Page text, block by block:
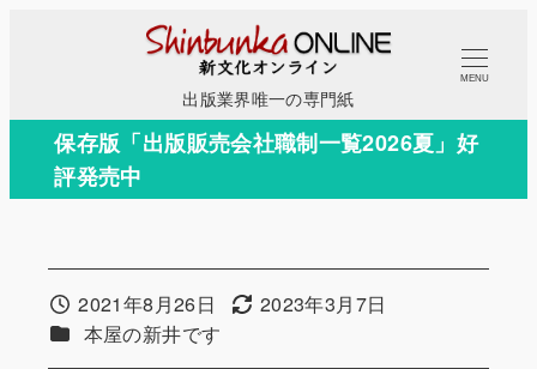
コ
テ
出版業界唯一の専門紙
MENU
保存版「出版販売会社職制一覧2026夏」好
評発売中
投稿日2021年8月26日 更新日2023年3月7日
カテゴリー
本屋の新井です